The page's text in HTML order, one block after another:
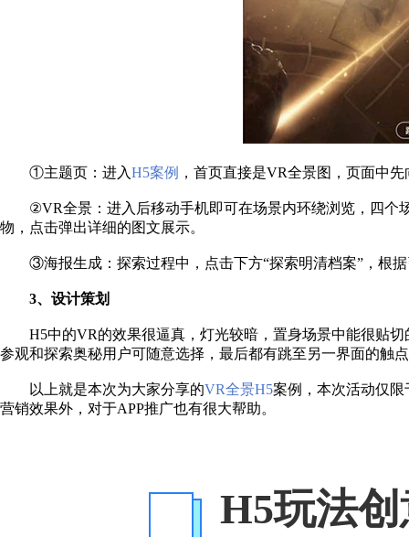
①主题页：进入H5案例 ，首页直接是VR全景图，页面中
②VR全景：进入后移动手机即可在场景内环绕浏览，四个
物，点击弹出详细的图文展示。
③海报生成：探索过程中，点击下方“探索明清档案”，根
3、设计策划
H5中的VR的效果很逼真，灯光较暗，置身场景中能很贴
参观和探索奥秘用户可随意选择，最后都有跳至另一界面的触
以上就是本次为大家分享的VR全景H5案例，本次活动仅限
营销效果外，对于APP推广也有很大帮助。
H5玩法